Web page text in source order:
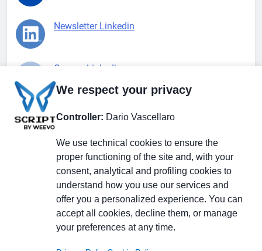
Newsletter Linkedin
Gruppo Linkedin
X.com
Il Giornale delle PMI.
Testata giornalistica
Privacy PolicyCookie
We respect your privacy
Controller: Dario Vascellaro
We use technical cookies to ensure the
proper functioning of the site and, with your
consent, analytical and profiling cookies to
understand how you use our services and
offer you a personalized experience. You can
accept all cookies, decline them, or manage
your preferences at any time.